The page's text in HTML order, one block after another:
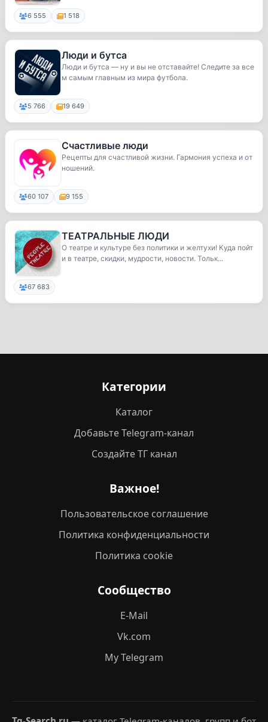
6 555 1 518
Люди и бутса
Люди и бутса — ну и вы не отставайте! Следите за все
м самым главным из мира футбола.
5 766 19 649
Счастливые люди
Рецепты для счастливой жизни. Гармония успеха и от
ношений.
60 107 9 155
ТЕАТРАЛЬНЫЕ ЛЮДИ
О театре и культуре без политики и желтухи! Куда пойт
и в театре, скидки, мудрости, новости. Тольк...
67 683
Категории
Каталог
Добавьте Telegram-канал
Создайте ТГ канал
Важное!
Пользовательское соглашение
Политика конфиденциальности
Политика cookie
Сообщество
E-Mail
Vk.com
My Telegram